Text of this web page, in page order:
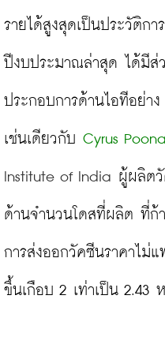
รายได้สูงสุดเป็นประวัติก
ปีงบประมาณล่าสุด ได้มีส่
ประกอบการด้านไอทีอย่าง
เช่นเดียวกับ Cyrus
Institute of India ผู้ผลิตวั
ด้านจำนวนโดสที่ผลิต ที่ก้า
การส่งออกวัคซีนราคาไม่
ขึ้นเกือบ 2 เท่าเป็น 2.43